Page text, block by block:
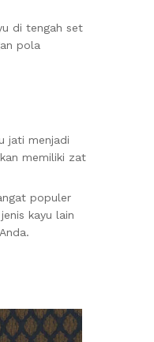
di tengah set
pola
jati menjadi
memiliki zat
populer
kayu lain